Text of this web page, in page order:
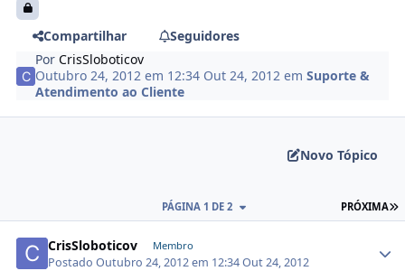
Compartilhar
Seguidores
PorCrisSloboticov
Outubro 24, 2012 em 12:34 Out 24, 2012 emSuporte &
Atendimento ao Cliente
Novo Tópico
PRÓXIMA
PÁGINA 1 DE 2
CrisSloboticov Membro
PostadoOutubro 24, 2012 em 12:34Out 24, 2012